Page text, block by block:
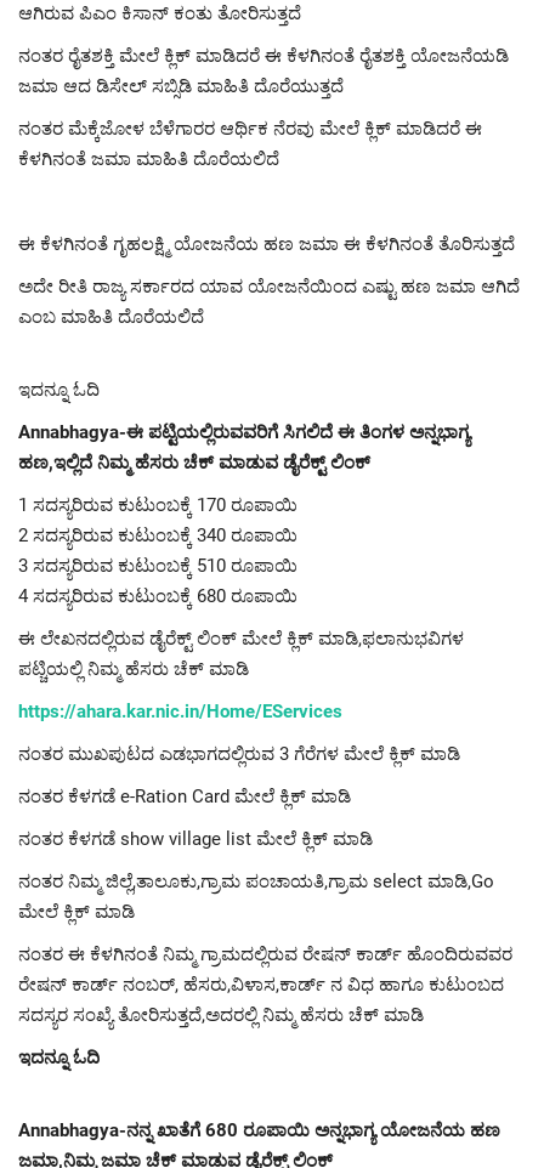
ಆಗಿರುವ ಪಿಎಂ ಕಿಸಾನ್ ಕಂತು ತೋರಿಸುತ್ತದೆ
ನಂತರ ರೈತಶಕ್ತಿ ಮೇಲೆ ಕ್ಲಿಕ್ ಮಾಡಿದರೆ ಈ ಕೆಳಗಿನಂತೆ ರೈತಶಕ್ತಿ ಯೋಜನೆಯಡಿ
ಜಮಾ ಆದ ಡಿಸೇಲ್ ಸಬ್ಸಿಡಿ ಮಾಹಿತಿ ದೊರೆಯುತ್ತದೆ
ನಂತರ ಮೆಕ್ಕೆಜೋಳ ಬೆಳೆಗಾರರ ಆರ್ಥಿಕ ನೆರವು ಮೇಲೆ ಕ್ಲಿಕ್ ಮಾಡಿದರೆ ಈ
ಕೆಳಗಿನಂತೆ ಜಮಾ ಮಾಹಿತಿ ದೊರೆಯಲಿದೆ
ಈ ಕೆಳಗಿನಂತೆ ಗೃಹಲಕ್ಷ್ಮಿ ಯೋಜನೆಯ ಹಣ ಜಮಾ ಈ ಕೆಳಗಿನಂತೆ ತೊರಿಸುತ್ತದೆ
ಅದೇ ರೀತಿ ರಾಜ್ಯ ಸರ್ಕಾರದ ಯಾವ ಯೋಜನೆಯಿಂದ ಎಷ್ಟು ಹಣ ಜಮಾ ಆಗಿದೆ
ಎಂಬ ಮಾಹಿತಿ ದೊರೆಯಲಿದೆ
ಇದನ್ನೂ ಓದಿ
Annabhagya-ಈ ಪಟ್ಟಿಯಲ್ಲಿರುವವರಿಗೆ ಸಿಗಲಿದೆ ಈ ತಿಂಗಳ ಅನ್ನಭಾಗ್ಯ
ಹಣ,ಇಲ್ಲಿದೆ ನಿಮ್ಮ ಹೆಸರು ಚೆಕ್ ಮಾಡುವ ಡೈರೆಕ್ಟ್ ಲಿಂಕ್
1 ಸದಸ್ಯರಿರುವ ಕುಟುಂಬಕ್ಕೆ 170 ರೂಪಾಯಿ
2 ಸದಸ್ಯರಿರುವ ಕುಟುಂಬಕ್ಕೆ 340 ರೂಪಾಯಿ
3 ಸದಸ್ಯರಿರುವ ಕುಟುಂಬಕ್ಕೆ 510 ರೂಪಾಯಿ
4 ಸದಸ್ಯರಿರುವ ಕುಟುಂಬಕ್ಕೆ 680 ರೂಪಾಯಿ
ಈ ಲೇಖನದಲ್ಲಿರುವ ಡೈರೆಕ್ಟ್ ಲಿಂಕ್ ಮೇಲೆ ಕ್ಲಿಕ್ ಮಾಡಿ,ಫಲಾನುಭವಿಗಳ
ಪಟ್ಚಿಯಲ್ಲಿ ನಿಮ್ಮ ಹೆಸರು ಚೆಕ್ ಮಾಡಿ
https://ahara.kar.nic.in/Home/EServices
ನಂತರ ಮುಖಪುಟದ ಎಡಭಾಗದಲ್ಲಿರುವ 3 ಗೆರೆಗಳ ಮೇಲೆ ಕ್ಲಿಕ್ ಮಾಡಿ
ನಂತರ ಕೆಳಗಡೆ e-Ration Card ಮೇಲೆ ಕ್ಲಿಕ್ ಮಾಡಿ
ನಂತರ ಕೆಳಗಡೆ show village list ಮೇಲೆ ಕ್ಲಿಕ್ ಮಾಡಿ
ನಂತರ ನಿಮ್ಮ ಜಿಲ್ಲೆ,ತಾಲೂಕು,ಗ್ರಾಮ ಪಂಚಾಯತಿ,ಗ್ರಾಮ select ಮಾಡಿ,Go
ಮೇಲೆ ಕ್ಲಿಕ್ ಮಾಡಿ
ನಂತರ ಈ ಕೆಳಗಿನಂತೆ ನಿಮ್ಮ ಗ್ರಾಮದಲ್ಲಿರುವ ರೇಷನ್ ಕಾರ್ಡ್ ಹೊಂದಿರುವವರ
ರೇಷನ್ ಕಾರ್ಡ್ ನಂಬರ್, ಹೆಸರು,ವಿಳಾಸ,ಕಾರ್ಡ್ ನ ವಿಧ ಹಾಗೂ ಕುಟುಂಬದ
ಸದಸ್ಯರ ಸಂಖ್ಯೆ ತೋರಿಸುತ್ತದೆ,ಅದರಲ್ಲಿ ನಿಮ್ಮ ಹೆಸರು ಚೆಕ್ ಮಾಡಿ
ಇದನ್ನೂ ಓದಿ
Annabhagya-ನನ್ನ ಖಾತೆಗೆ 680 ರೂಪಾಯಿ ಅನ್ನಭಾಗ್ಯ ಯೋಜನೆಯ ಹಣ
ಜಮಾ,ನಿಮ್ಮ ಜಮಾ ಚೆಕ್ ಮಾಡುವ ಡೈರೆಕ್ಟ್ ಲಿಂಕ್